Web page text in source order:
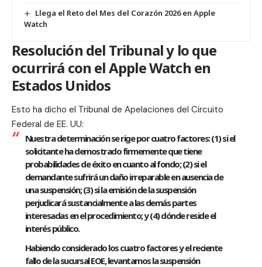
Llega el Reto del Mes del Corazón 2026 en Apple
Watch
Resolución del Tribunal y lo que
ocurrirá con el Apple Watch en
Estados Unidos
Esto ha dicho el Tribunal de Apelaciones del Circuito
Federal de EE. UU:
Nuestra determinación se rige por cuatro factores: (1) si el
solicitante ha demostrado firmemente que tiene
probabilidades de éxito en cuanto al fondo; (2) si el
demandante sufrirá un daño irreparable en ausencia de
una suspensión; (3) si la emisión de la suspensión
perjudicará sustancialmente a las demás partes
interesadas en el procedimiento; y (4) dónde reside el
interés público.
Habiendo considerado los cuatro factores y el reciente
fallo de la sucursal EOE, levantamos la suspensión